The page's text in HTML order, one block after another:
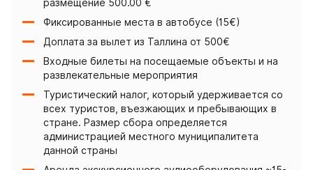
размещение 500.00 €
Фиксированные места в автобусе (15€)
Доплата за вылет из Таллина от 500€
Входные билеты на посещаемые объекты и на
развлекательные мероприятия
Туристический налог, который удерживается со
всех туристов, въезжающих и пребывающих в
стране. Размер сбора определяется
администрацией местного муниципалитета
данной страны